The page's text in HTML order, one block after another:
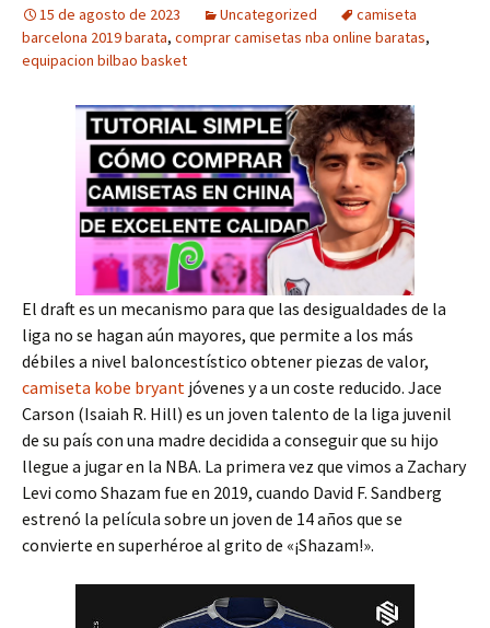
15 de agosto de 2023 Uncategorized
camiseta
barcelona 2019 barata, comprar camisetas nba online baratas,
equipacion bilbao basket
El draft es un mecanismo para que las desigualdades de la
liga no se hagan aún mayores, que permite a los más
débiles a nivel baloncestístico obtener piezas de valor,
camiseta kobe bryant jóvenes y a un coste reducido. Jace
Carson (Isaiah R. Hill) es un joven talento de la liga juvenil
de su país con una madre decidida a conseguir que su hijo
llegue a jugar en la NBA. La primera vez que vimos a Zachary
Levi como Shazam fue en 2019, cuando David F. Sandberg
estrenó la película sobre un joven de 14 años que se
convierte en superhéroe al grito de «¡Shazam!».